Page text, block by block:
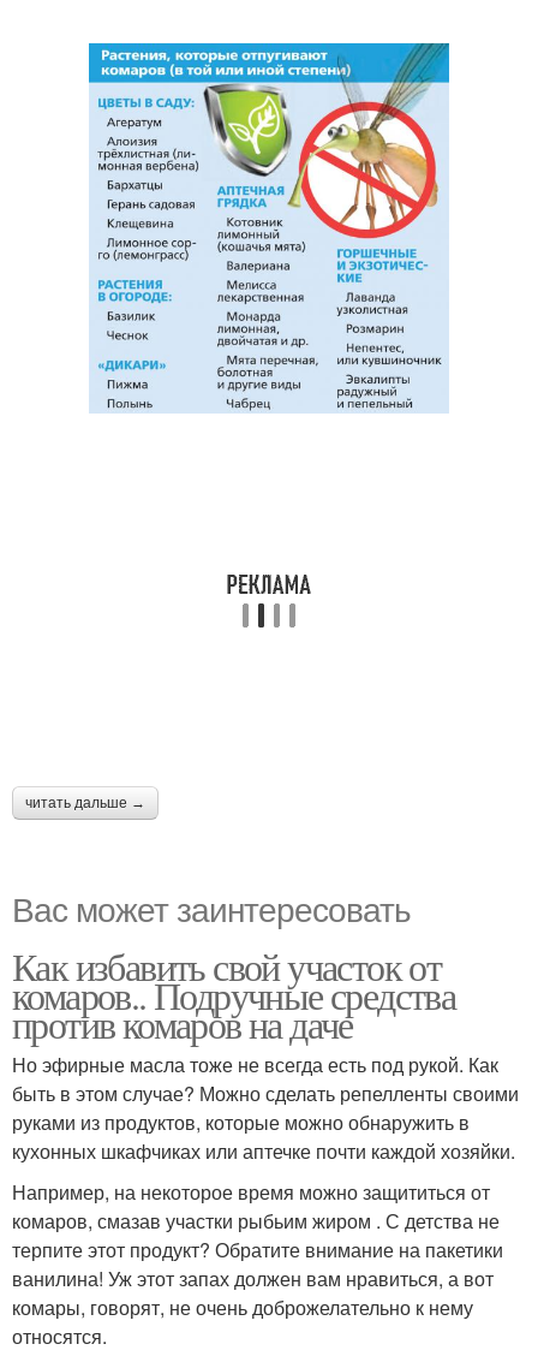
читать дальше →
Вас может заинтересовать
Как избавить свой участок от
комаров.. Подручные средства
против комаров на даче
Но эфирные масла тоже не всегда есть под рукой. Как
быть в этом случае? Можно сделать репелленты своими
руками из продуктов, которые можно обнаружить в
кухонных шкафчиках или аптечке почти каждой хозяйки.
Например, на некоторое время можно защититься от
комаров, смазав участки рыбьим жиром . С детства не
терпите этот продукт? Обратите внимание на пакетики
ванилина! Уж этот запах должен вам нравиться, а вот
комары, говорят, не очень доброжелательно к нему
относятся.